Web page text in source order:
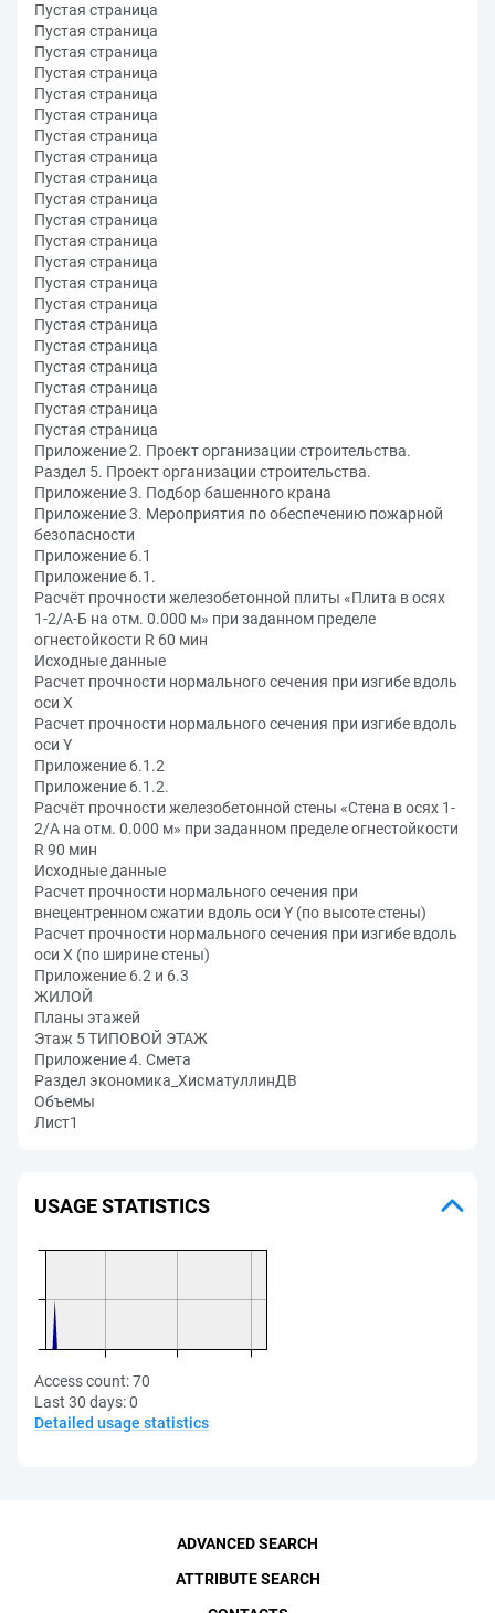
Пустая страница
Пустая страница
Пустая страница
Пустая страница
Пустая страница
Пустая страница
Пустая страница
Пустая страница
Пустая страница
Пустая страница
Пустая страница
Пустая страница
Пустая страница
Пустая страница
Пустая страница
Пустая страница
Пустая страница
Пустая страница
Пустая страница
Пустая страница
Пустая страница
Приложение 2. Проект организации строительства.
Раздел 5. Проект организации строительства.
Приложение 3. Подбор башенного крана
Приложение 3. Мероприятия по обеспечению пожарной
безопасности
Приложение 6.1
Приложение 6.1.
Расчёт прочности железобетонной плиты «Плита в осях
1-2/А-Б на отм. 0.000 м» при заданном пределе
огнестойкости R 60 мин
Исходные данные
Расчет прочности нормального сечения при изгибе вдоль
оси Х
Расчет прочности нормального сечения при изгибе вдоль
оси Y
Приложение 6.1.2
Приложение 6.1.2.
Расчёт прочности железобетонной стены «Стена в осях 1-
2/А на отм. 0.000 м» при заданном пределе огнестойкости
R 90 мин
Исходные данные
Расчет прочности нормального сечения при
внецентренном сжатии вдоль оси Y (по высоте стены)
Расчет прочности нормального сечения при изгибе вдоль
оси X (по ширине стены)
Приложение 6.2 и 6.3
ЖИЛОЙ
Планы этажей
Этаж 5 ТИПОВОЙ ЭТАЖ
Приложение 4. Смета
Раздел экономика_ХисматуллинДВ
Объемы
Лист1
USAGE STATISTICS
Access count:70
Last 30 days:0
Detailed usage statistics
ADVANCED SEARCH
ATTRIBUTE SEARCH